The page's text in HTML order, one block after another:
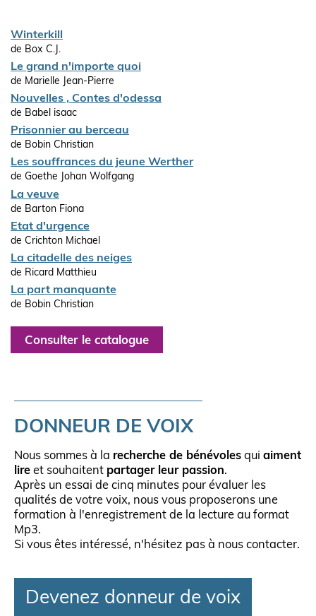
Winterkill
de Box C.J.
Le grand n'importe quoi
de Marielle Jean-Pierre
Nouvelles , Contes d'odessa
de Babel isaac
Prisonnier au berceau
de Bobin Christian
Les souffrances du jeune Werther
de Goethe Johan Wolfgang
La veuve
de Barton Fiona
Etat d'urgence
de Crichton Michael
La citadelle des neiges
de Ricard Matthieu
La part manquante
de Bobin Christian
Consulter le catalogue
DONNEUR DE VOIX
Nous sommes à la recherche de bénévoles qui aiment
lire et souhaitent partager leur passion.
Après un essai de cinq minutes pour évaluer les
qualités de votre voix, nous vous proposerons une
formation à l'enregistrement de la lecture au format
Mp3.
Si vous êtes intéressé, n'hésitez pas à nous contacter.
Devenez donneur de voix